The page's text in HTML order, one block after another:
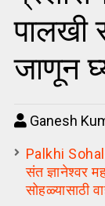
पालखी
जाणून
Ganesh
Palkhi
संत ज्ञानेश्वर
सोहळ्यासाठी